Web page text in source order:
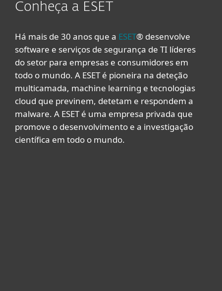
Conheça a ESET
Há mais de 30 anos que a ESET® desenvolve
software e serviços de segurança de TI líderes
do setor para empresas e consumidores em
todo o mundo. A ESET é pioneira na deteção
multicamada, machine learning e tecnologias
cloud que previnem, detetam e respondem a
malware. A ESET é uma empresa privada que
promove o desenvolvimento e a investigação
científica em todo o mundo.